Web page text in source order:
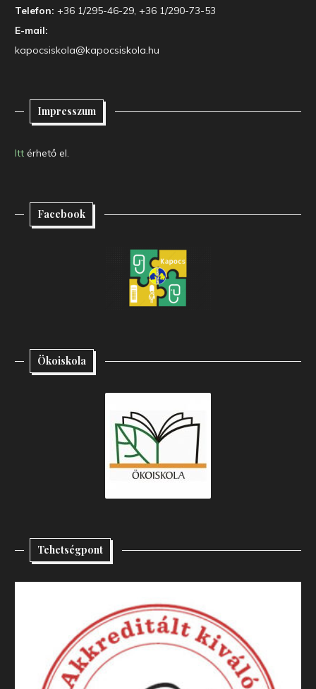
Telefon: +36 1/295-46-29, +36 1/290-73-53
E-mail:
kapocsiskola@kapocsiskola.hu
Impresszum
Itt érhető el.
Facebook
Ökoiskola
Tehetségpont